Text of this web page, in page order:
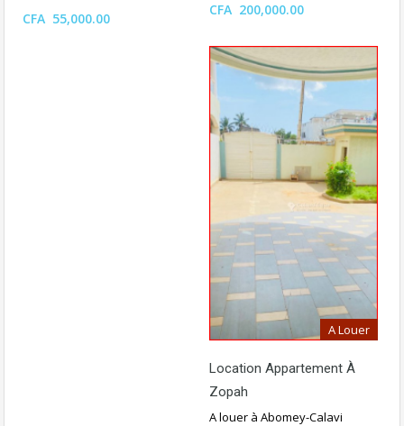
CFA 55,000.00
CFA 200,000.00
A Louer
Location Appartement À
Zopah
A louer à Abomey-Calavi